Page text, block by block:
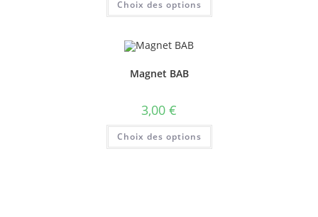
Choix des options
Magnet BAB
3,00 €
Choix des options